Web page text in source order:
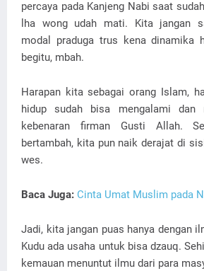
percaya pada Kanjeng Nabi saat
lha wong udah mati. Kita jangan
modal praduga trus kena dinamika
begitu, mbah.
Harapan kita sebagai orang Islam,
hidup sudah bisa mengalami dan
kebenaran firman Gusti Allah.
bertambah, kita pun naik derajat di
wes.
Baca Juga: Cinta Umat Muslim pada
Jadi, kita jangan puas hanya dengan
Kudu ada usaha untuk bisa dzauq.
kemauan menuntut ilmu dari para